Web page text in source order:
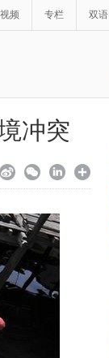
视频 专栏 双语
冲突